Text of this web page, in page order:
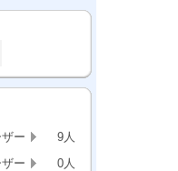
ー
9人
ー
0人